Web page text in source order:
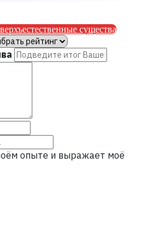
существа
опыте и выражает моё